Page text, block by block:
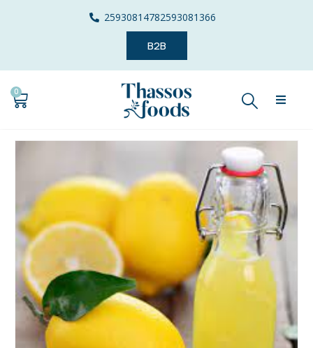
25930814782593081366
B2B
0